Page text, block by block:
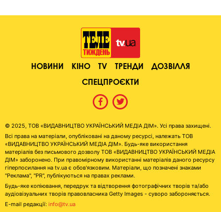
НОВИНИ КІНО TV ТРЕНДИ
ДОЗВІЛЛЯ
СПЕЦПРОЄКТИ
© 2025, ТОВ «ВИДАВНИЦТВО УКРАЇНСЬКИЙ МЕДІА ДІМ». Усі права захищені.
Всі права на матеріали, опубліковані на даному ресурсі, належать ТОВ
«ВИДАВНИЦТВО УКРАЇНСЬКИЙ МЕДІА ДІМ». Будь-яке використання
матеріалів без письмового дозволу ТОВ «ВИДАВНИЦТВО УКРАЇНСЬКИЙ МЕДІА
ДІМ» заборонено. При правомірному використанні матеріалів даного ресурсу
гіперпосилання на tv.ua є обов'язковим. Матеріали, що позначені знаками
"Реклама", "PR", публікуються на правах реклами.
Будь-яке копіювання, передрук та відтворення фотографічних творів та/або
аудіовізуальних творів правовласника Getty Images - суворо забороняється.
E-mail редакції: info@tv.ua